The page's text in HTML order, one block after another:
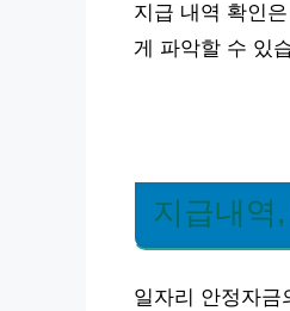
지급 내역 확인
게 파악할 수 있
지급내역
일자리 안정자금